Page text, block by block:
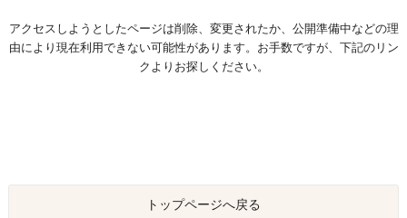
アクセスしようとしたページは削除、変更されたか、公開準備中などの理
由により現在利用できない可能性があります。お手数ですが、下記のリン
クよりお探しください。
トップページへ戻る